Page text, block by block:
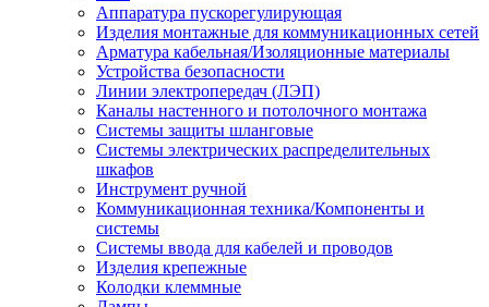
Аппаратура пускорегулирующая
Изделия монтажные для коммуникационных сетей
Арматура кабельная/Изоляционные материалы
Устройства безопасности
Линии электропередач (ЛЭП)
Каналы настенного и потолочного монтажа
Системы защиты шланговые
Системы электрических распределительных
шкафов
Инструмент ручной
Коммуникационная техника/Компоненты и
системы
Системы ввода для кабелей и проводов
Изделия крепежные
Колодки клеммные